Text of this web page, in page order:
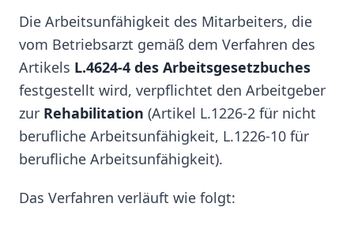
Die Arbeitsunfähigkeit des Mitarbeiters, die
vom Betriebsarzt gemäß dem Verfahren des
Artikels L.4624-4 des Arbeitsgesetzbuches
festgestellt wird, verpflichtet den Arbeitgeber
zur Rehabilitation (Artikel L.1226-2 für nicht
berufliche Arbeitsunfähigkeit, L.1226-10 für
berufliche Arbeitsunfähigkeit).
Das Verfahren verläuft wie folgt: